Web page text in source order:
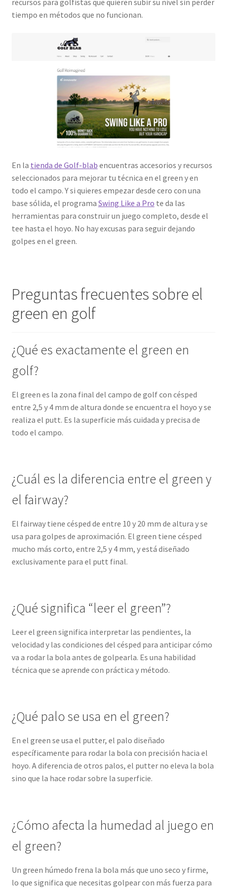
recursos para golfistas que quieren subir su nivel sin perder
tiempo en métodos que no funcionan.
En la tienda de Golf-blab encuentras accesorios y recursos
seleccionados para mejorar tu técnica en el green y en
todo el campo. Y si quieres empezar desde cero con una
base sólida, el programa Swing Like a Pro te da las
herramientas para construir un juego completo, desde el
tee hasta el hoyo. No hay excusas para seguir dejando
golpes en el green.
Preguntas frecuentes sobre el
green en golf
¿Qué es exactamente el green en
golf?
El green es la zona final del campo de golf con césped
entre 2,5 y 4 mm de altura donde se encuentra el hoyo y se
realiza el putt. Es la superficie más cuidada y precisa de
todo el campo.
¿Cuál es la diferencia entre el green y
el fairway?
El fairway tiene césped de entre 10 y 20 mm de altura y se
usa para golpes de aproximación. El green tiene césped
mucho más corto, entre 2,5 y 4 mm, y está diseñado
exclusivamente para el putt final.
¿Qué significa “leer el green”?
Leer el green significa interpretar las pendientes, la
velocidad y las condiciones del césped para anticipar cómo
va a rodar la bola antes de golpearla. Es una habilidad
técnica que se aprende con práctica y método.
¿Qué palo se usa en el green?
En el green se usa el putter, el palo diseñado
específicamente para rodar la bola con precisión hacia el
hoyo. A diferencia de otros palos, el putter no eleva la bola
sino que la hace rodar sobre la superficie.
¿Cómo afecta la humedad al juego en
el green?
Un green húmedo frena la bola más que uno seco y firme,
lo que significa que necesitas golpear con más fuerza para